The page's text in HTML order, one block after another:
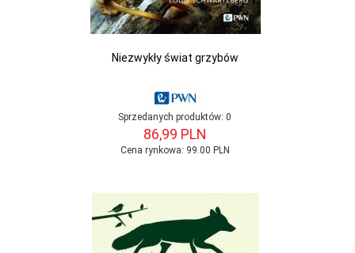
Niezwykły świat grzybów
Sprzedanych produktów: 0
86,99 PLN
Cena rynkowa: 99.00 PLN